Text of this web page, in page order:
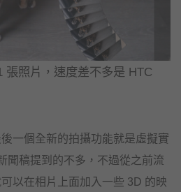
照片，速度差不多是 HTC
後一個全新的拍攝功能就是虛擬實
聞稿提到的不多，不過從之前流
以在相片上面加入一些 3D 的映